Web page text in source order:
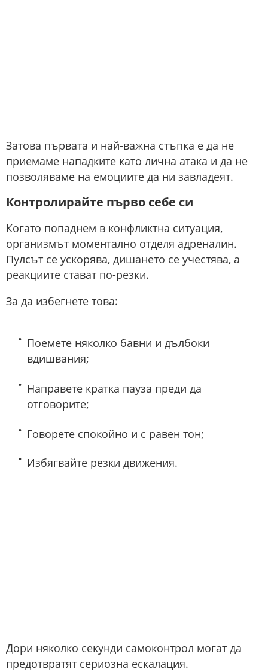
Затова първата и най-важна стъпка е да не
приемаме нападките като лична атака и да не
позволяваме на емоциите да ни завладеят.
Контролирайте първо себе си
Когато попаднем в конфликтна ситуация,
организмът моментално отделя адреналин.
Пулсът се ускорява, дишането се учестява, а
реакциите стават по-резки.
За да избегнете това:
Поемете няколко бавни и дълбоки
вдишвания;
Направете кратка пауза преди да
отговорите;
Говорете спокойно и с равен тон;
Избягвайте резки движения.
Дори няколко секунди самоконтрол могат да
предотвратят сериозна ескалация.